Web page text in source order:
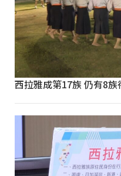
西拉雅成第17族 仍有8